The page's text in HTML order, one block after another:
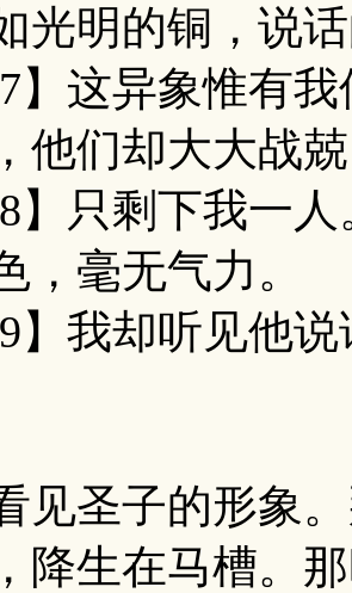
光明的铜，说
】这异象惟有
他们却大大战
】只剩下我一
，毫无气力。
】我却听见他
见圣子的形象
降生在马槽。